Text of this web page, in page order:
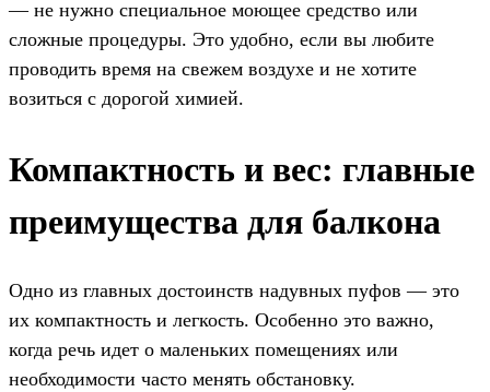
— не нужно специальное моющее средство или
сложные процедуры. Это удобно, если вы любите
проводить время на свежем воздухе и не хотите
возиться с дорогой химией.
Компактность и вес: главные
преимущества для балкона
Одно из главных достоинств надувных пуфов — это
их компактность и легкость. Особенно это важно,
когда речь идет о маленьких помещениях или
необходимости часто менять обстановку.